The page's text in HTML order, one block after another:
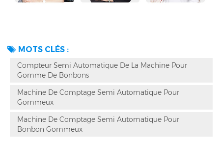
MOTS CLÉS :
Compteur Semi Automatique De La Machine Pour
Gomme De Bonbons
Machine De Comptage Semi Automatique Pour
Gommeux
Machine De Comptage Semi Automatique Pour
Bonbon Gommeux